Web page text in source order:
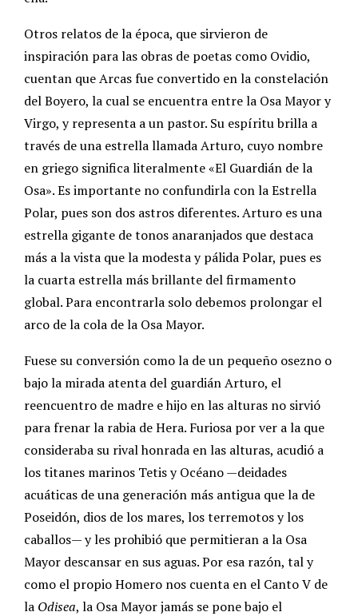
Otros relatos de la época, que sirvieron de
inspiración para las obras de poetas como Ovidio,
cuentan que Arcas fue convertido en la constelación
del Boyero, la cual se encuentra entre la Osa Mayor y
Virgo, y representa a un pastor. Su espíritu brilla a
través de una estrella llamada Arturo, cuyo nombre
en griego significa literalmente «El Guardián de la
Osa». Es importante no confundirla con la Estrella
Polar, pues son dos astros diferentes. Arturo es una
estrella gigante de tonos anaranjados que destaca
más a la vista que la modesta y pálida Polar, pues es
la cuarta estrella más brillante del firmamento
global. Para encontrarla solo debemos prolongar el
arco de la cola de la Osa Mayor.
Fuese su conversión como la de un pequeño osezno o
bajo la mirada atenta del guardián Arturo, el
reencuentro de madre e hijo en las alturas no sirvió
para frenar la rabia de Hera. Furiosa por ver a la que
consideraba su rival honrada en las alturas, acudió a
los titanes marinos Tetis y Océano —deidades
acuáticas de una generación más antigua que la de
Poseidón, dios de los mares, los terremotos y los
caballos— y les prohibió que permitieran a la Osa
Mayor descansar en sus aguas. Por esa razón, tal y
como el propio Homero nos cuenta en el Canto V de
la Odisea, la Osa Mayor jamás se pone bajo el